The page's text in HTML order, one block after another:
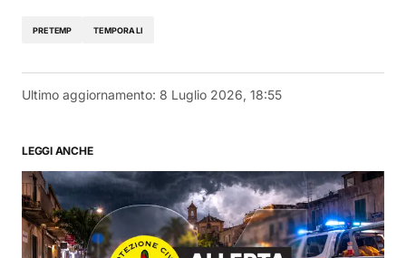
PRETEMP TEMPORALI
Ultimo aggiornamento: 8 Luglio 2026, 18:55
LEGGI ANCHE